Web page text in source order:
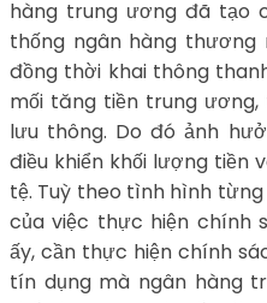
hàng trung ương đã tạo
thống ngân hàng thương
đồng thời khai thông
mối tăng tiền trung
lưu thông. Do đó ảnh
điều khiển khối lượng tiền
tệ. Tuỳ theo tình hình
của việc thực hiện chính
ấy, cần thực hiện chính
tín dụng mà ngân hàng